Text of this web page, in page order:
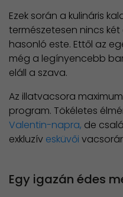
Ezek során a kulináris
természetesen nincs
hasonló este. Ettől az
még a legínyencebb
eláll a szava.
Az illatvacsora
program. Tökéletes
Valentin-napra, de
exkluzív esküvői
Egy igazán édes